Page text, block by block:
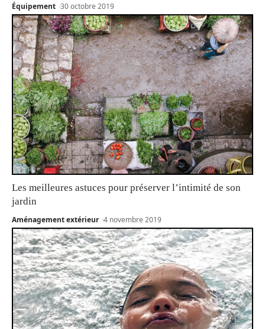
Équipement 30 octobre 2019
Les meilleures astuces pour préserver l’intimité de son
jardin
Aménagement extérieur 4 novembre 2019